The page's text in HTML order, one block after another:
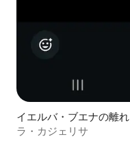
イエルバ・ブエナの離れ
ラ・カジェリサ